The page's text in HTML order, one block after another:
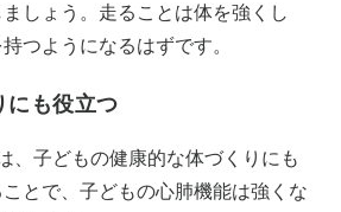
しょう。走ることは体を強くし
つようになるはずです。
にも役立つ
、子どもの健康的な体づくりにも
とで、子どもの心肺機能は強くな